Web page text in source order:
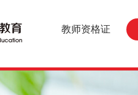
教师资格证